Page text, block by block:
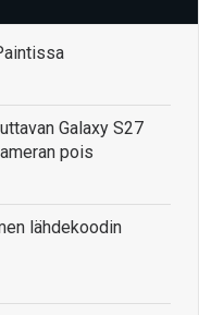
Galaxy S27
pois
lähdekoodin